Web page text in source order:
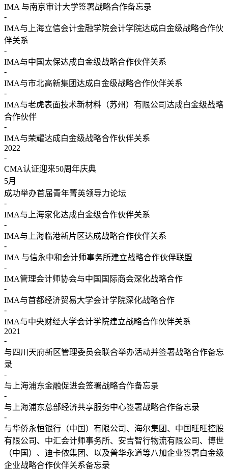
IMA 与南京审计大学签署战略合作备忘录
-
IMA与上海立信会计金融学院会计学院达成白金级战略合作伙
伴关系
-
IMA与中国太保达成白金级战略合作伙伴关系
-
IMA与市北高新集团达成白金级战略合作伙伴关系
-
IMA与老虎表面技术新材料（苏州）有限公司达成白金级战略
合作伙伴
-
IMA与荣耀达成白金级战略合作伙伴关系
2022
-
CMA认证迎来50周年庆典
5月
成功举办首届青年菁英领导力论坛
-
IMA与上海家化达成白金级合作伙伴关系
-
IMA与上海临港新片区达成战略合作伙伴关系
-
IMA 与信永中和会计师事务所建立战略合作伙伴联盟
-
IMA管理会计师协会与中国国际商会深化战略合作
-
IMA与首都经济贸易大学会计学院深化战略合作
-
IMA与中央财经大学会计学院建立战略合作伙伴关系
2021
-
与四川天府新区管理委员会联合举办活动并签署战略合作备忘
录
-
与上海浦东金融促进会签署战略合作备忘录
-
与上海浦东总部经济共享服务中心签署战略合作备忘录
-
与华侨永恒银行（中国）有限公司、海尔集团、中国旺旺控股
有限公司、中汇会计师事务所、安吉智行物流有限公司、博世
（中国）、迪卡侬集团、以及普华永道等八加企业签署白金级
企业战略合作伙伴关系备忘录